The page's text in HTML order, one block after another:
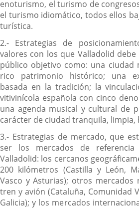
enoturismo, el turismo de
el turismo idiomático, todos ellos
turística.
2.- Estrategias de
valores con los que Valladolid
público objetivo como: una ciudad
rico patrimonio histórico; una
basada en la tradición; la
vitivinícola española con cinco
una agenda musical y cultural de
carácter de ciudad tranquila, limpia,
3.- Estrategias de mercado, que
ser los mercados de
Valladolid: los cercanos
200 kilómetros (Castilla y León,
Vasco y Asturias); otros mercados
tren y avión (Cataluña, Comunidad
Galicia); y los mercados